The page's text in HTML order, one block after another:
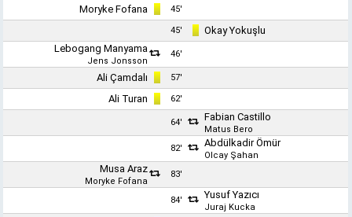
Moryke Fofana
45'
45'
Okay Yokuşlu
Lebogang Manyama
Jens Jonsson
46'
Ali Çamdalı 57'
Ali Turan 62'
64' Fabian Castillo
Matus Bero
82'
Abdülkadir Ömür
Olcay Şahan
Musa Araz
Moryke Fofana
83'
84' Yusuf Yazıcı
Juraj Kucka